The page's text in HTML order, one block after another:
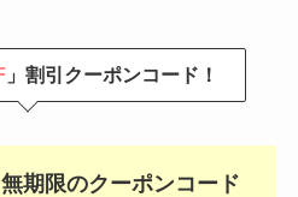
」割引クーポンコード！
無期限のクーポンコード